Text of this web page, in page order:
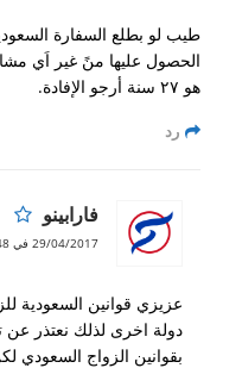
طيب لو بطلع السفارة
الحصول عليها منً غير اَي
هو ٢٧ سنة أرجو الإفادة.
رد
فارابينو
29/04/2017 في 11:48 ص
عزيزي قوانين السعودية
دولة اخرى لذلك نعتذر عن
بقوانين الزواج